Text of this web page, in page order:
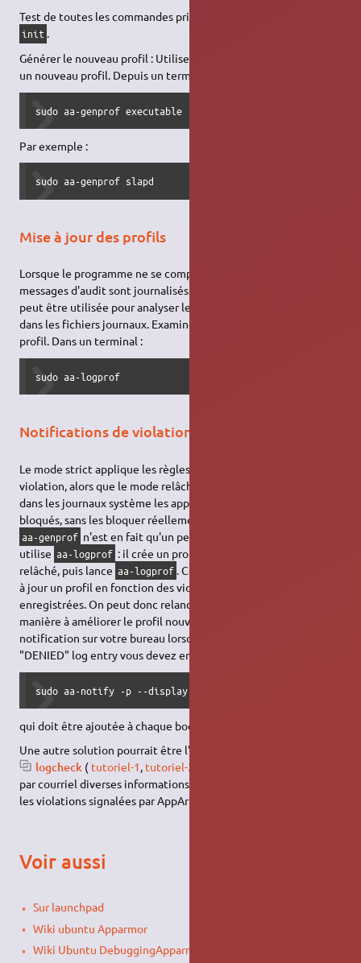
Test de toutes les commandes prises en charge par le script
init .
Générer le nouveau profil : Utilisez
un nouveau profil. Depuis un terminal :
sudo aa-genprof executable
Par exemple :
sudo aa-genprof slapd
Mise à jour des profils
Lorsque le programme ne se comporte pas correctement, des
messages d'audit sont journalisés. L'application
peut être utilisée pour analyser les messages d'audit AppArmor
dans les fichiers journaux. Examinez-les puis mettez à jour le
profil. Dans un terminal :
sudo aa-logprof
Notifications de violations
Le mode strict applique les règles et rapporte les tentatives de
violation, alors que le mode relâché se contente d'enregistrer
dans les journaux système les appels système qui auraient été
bloqués, sans les bloquer réellement.
aa-genprof n'est en fait qu'un petit script intelligent qui
utilise aa-logprof : il crée un profil vide, le charge en mode
relâché, puis lance aa-logprof . Ce dernier est un outil qui met
à jour un profil en fonction des violations qui ont été
enregistrées. On peut donc relancer cet outil plus tard, de
manière à améliorer le profil nouvellement créé. Pour voir une
notification sur votre bureau lorsqu'AppArmor entre un log
"DENIED" log entry vous devez entrer cette commande :
sudo aa-notify -p --display $DISPLAY
qui doit être ajoutée à chaque boot.
Une autre solution pourrait être l'installation du paquet
logcheck ( tutoriel-1, tutoriel-2
par courriel diverses informations contenues dans les logs, dont
les violations signalées par AppArmor.
Voir aussi
Sur launchpad
Wiki ubuntu Apparmor
Wiki Ubuntu DebuggingApparmor